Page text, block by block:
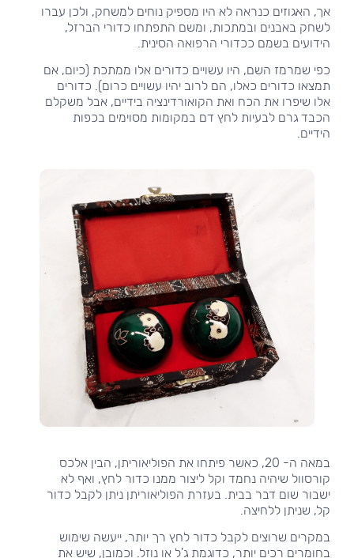
אך, האגוזים כנראה לא היו מספיק נוחים למשחק, ולכן עברו
לשחק באבנים ובמתכות, ומשם התפתחו כדורי הברזל,
הידועים בשמם ככדורי הרפואה הסינית.
כפי שמרמז השם, היו עשויים כדורים אלו ממתכת (כיום, אם
תמצאו כדורים כאלו, הם לרוב יהיו עשויים כרום). כדורים
אלו שיפרו את הכח ואת הקואורדינציה בידיים, אבל משקלם
הכבד גרם לבעיות לחץ דם במקומות מסוימים בכפות
הידיים.
במאה ה- 20, כאשר פיתחו את הפוליאוריתן, הבין אלכס
קורסוול שיהיה נחמד וקל ליצור ממנו כדור לחץ, ואף לא
ישבור שום דבר בבית. בעזרת הפוליאוריתן ניתן לקבל כדור
קל, שניתן ללחיצה.
במקרים שרוצים לקבל כדור לחץ רך יותר, ייעשה שימוש
בחומרים רכים יותר, כדוגמת ג'ל או נוזל. וכמובן, שיש את